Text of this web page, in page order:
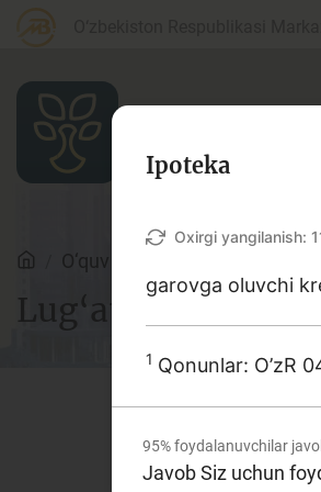
Maqolalar
Depozit (omonatlar)
O‘quv qo‘llanmalar
Lug‘at
Ushbu
Ipoteka
Oxirgi yangilanish:
garovga oluvchi
1 Qonunlar: O’zR
95%foydalanuvchilar
Javob Siz uchun